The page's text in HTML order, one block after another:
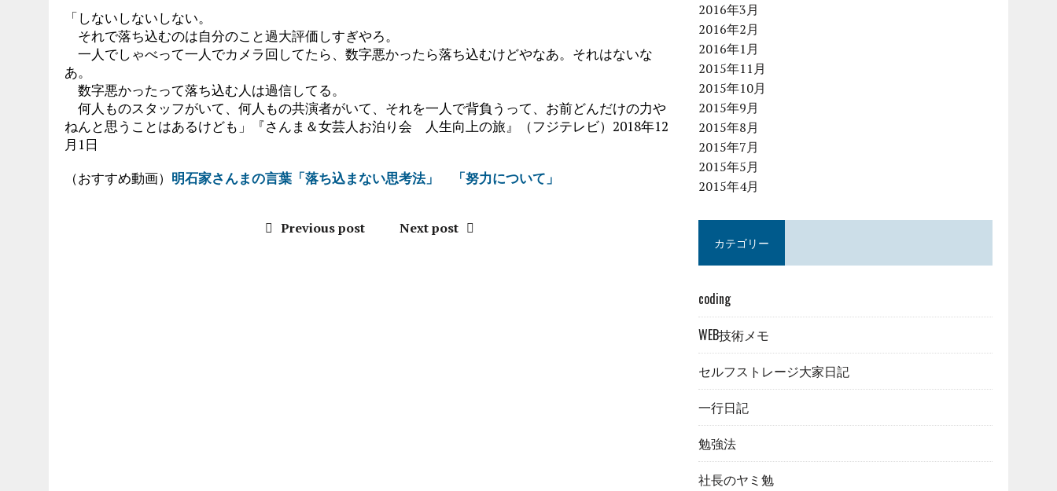
「しないしないしない。
それで落ち込むのは自分のこと過大評価しすぎやろ。
一人でしゃべって一人でカメラ回してたら、数字悪かったら落ち込むけどやなあ。それはないな
あ。
数字悪かったって落ち込む人は過信してる。
何人ものスタッフがいて、何人もの共演者がいて、それを一人で背負うって、お前どんだけの力や
ねんと思うことはあるけども」『さんま＆女芸人お泊り会 人生向上の旅』（フジテレビ）2018年12
月1日
（おすすめ動画） 明石家さんまの言葉「落ち込まない思考法」 「努力について」
Previous post Next post
2016年3月
2016年2月
2016年1月
2015年11月
2015年10月
2015年9月
2015年8月
2015年7月
2015年5月
2015年4月
カテゴリー
coding
WEB技術メモ
セルフストレージ大家日記
一行日記
勉強法
社長のヤミ勉